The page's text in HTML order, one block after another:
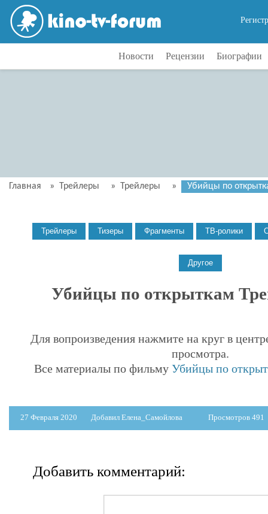
Новости Рецензии Биографии
Главная » Трейлеры » Трейлеры » Убийцы по
Убийцы по открыткам
Для вопроизведения нажмите на круг в
просмотра.
Все материалы по фильмуУбийцы по
27 Февраля 2020 Добавил Елена_Самойлова Просмотров 491
Добавить комментарий: